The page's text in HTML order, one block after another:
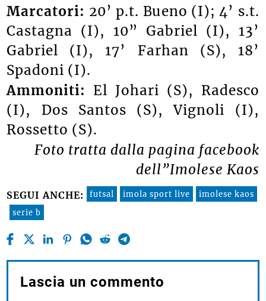
Marcatori: 20’ p.t. Bueno (I); 4’ s.t.
Castagna (I), 10” Gabriel (I), 13’
Gabriel (I), 17’ Farhan (S), 18’
Spadoni (I).
Ammoniti:
El Johari (S), Radesco
(I), Dos Santos (S), Vignoli (I),
Rossetto (S).
Foto tratta dalla pagina facebook
dell”Imolese Kaos
SEGUI ANCHE: futsal imola sport live
imolese kaos
serie b
Lascia un commento